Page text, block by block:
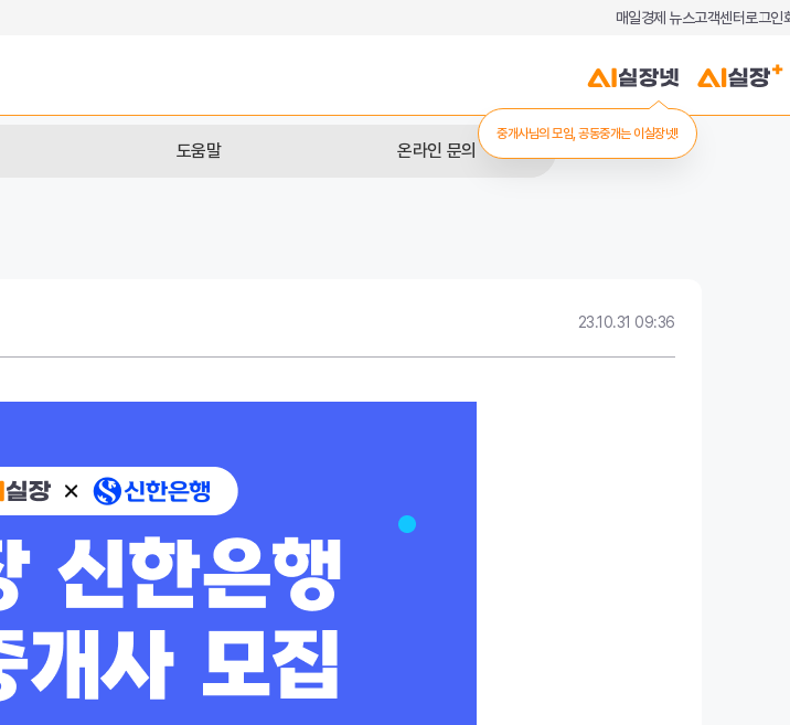
매일경제 뉴스고객센터 로그인
중개사님의 모임, 공동중개는 이실장넷!
도움말 온라인 문의
23.10.31 09:36